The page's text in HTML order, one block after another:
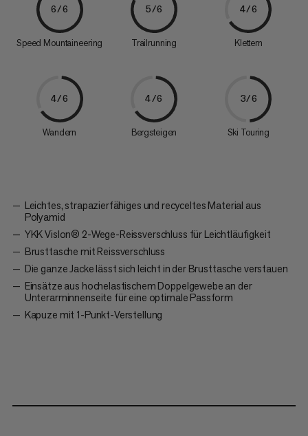
6/6
Speed Mountaineering
5/6
Trailrunning
4/6
Klettern
4/6
Wandern
4/6
Bergsteigen
3/6
Ski Touring
Leichtes, strapazierfähiges und recyceltes Material aus
Polyamid
YKK Vislon® 2-Wege-Reissverschluss für Leichtläufigkeit
Brusttasche mit Reissverschluss
Die ganze Jacke lässt sich leicht in der Brusttasche verstauen
Einsätze aus hochelastischem Doppelgewebe an der
Unterarminnenseite für eine optimale Passform
Kapuze mit 1-Punkt-Verstellung